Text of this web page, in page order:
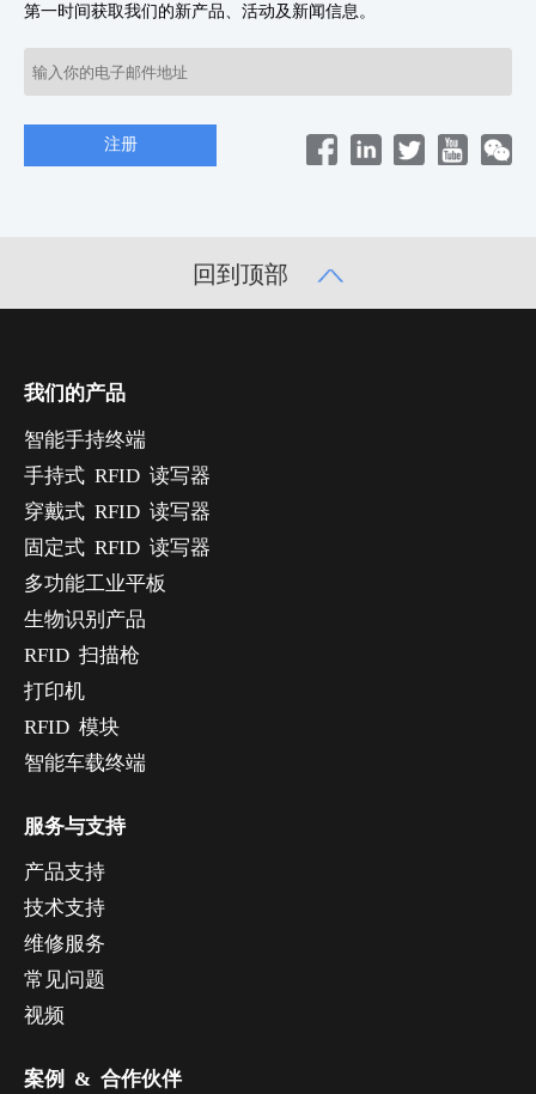
第一时间获取我们的新产品、活动及新闻信息。
回到顶部
我们的产品
智能手持终端
手持式 RFID 读写器
穿戴式 RFID 读写器
固定式 RFID 读写器
多功能工业平板
生物识别产品
RFID 扫描枪
打印机
RFID 模块
智能车载终端
服务与支持
产品支持
技术支持
维修服务
常见问题
视频
案例 & 合作伙伴